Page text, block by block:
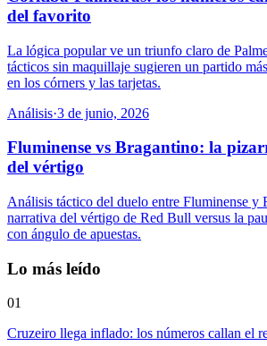
del favorito
La lógica popular ve un triunfo claro de
tácticos sin maquillaje sugieren un partido
en los córners y las tarjetas.
Análisis·3 de junio, 2026
Fluminense vs Bragantino: la
del vértigo
Análisis táctico del duelo entre Fluminense y
narrativa del vértigo de Red Bull versus la
con ángulo de apuestas.
Lo más leído
01
Cruzeiro llega inflado: los números callan el